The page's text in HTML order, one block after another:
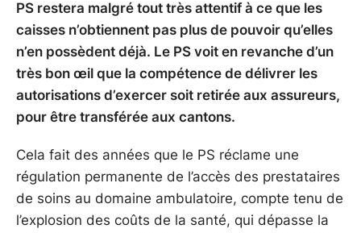
PS restera malgré tout très attentif à ce que les
caisses n’obtiennent pas plus de pouvoir qu’elles
n’en possèdent déjà. Le PS voit en revanche d’un
très bon œil que la compétence de délivrer les
autorisations d’exercer soit retirée aux assureurs,
pour être transférée aux cantons.
Cela fait des années que le PS réclame une
régulation permanente de l’accès des prestataires
de soins au domaine ambulatoire, compte tenu de
l’explosion des coûts de la santé, qui dépasse la